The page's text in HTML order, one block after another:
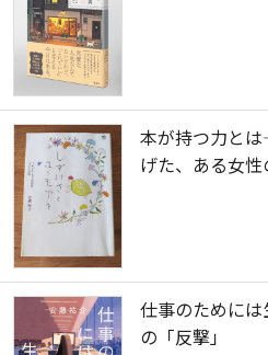
本が持つ力とは
げた、ある女
仕事のために
の「反撃」